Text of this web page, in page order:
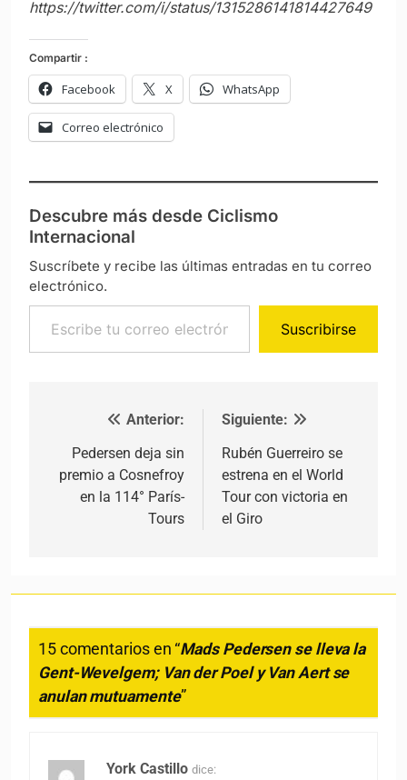
https://twitter.com/i/status/1315286141814427649
Compartir :
Facebook X WhatsApp
Correo electrónico
Descubre más desde Ciclismo
Internacional
Suscríbete y recibe las últimas entradas en tu correo
electrónico.
Escribe tu correo electrónico…
Suscribirse
Navegación de entradas
Anterior:
Pedersen deja sin
premio a Cosnefroy
en la 114° París-
Tours
Siguiente:
Rubén Guerreiro se
estrena en el World
Tour con victoria en
el Giro
15 comentarios en “Mads Pedersen se lleva la
Gent-Wevelgem; Van der Poel y Van Aert se
anulan mutuamente”
York Castillo dice: